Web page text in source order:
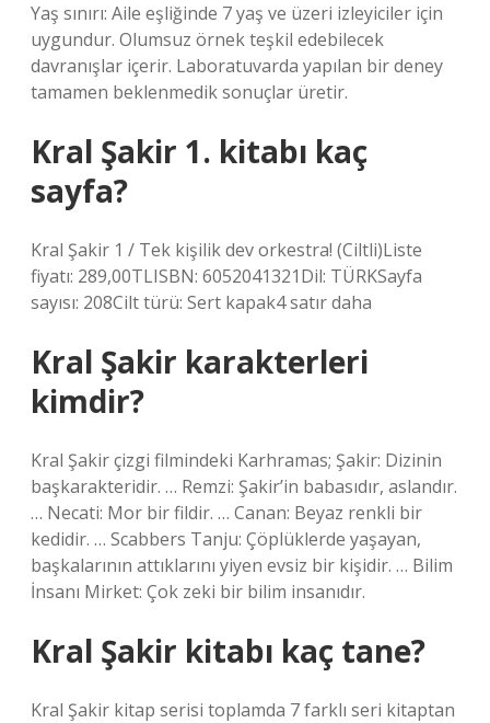
Yaş sınırı: Aile eşliğinde 7 yaş ve üzeri izleyiciler için
uygundur. Olumsuz örnek teşkil edebilecek
davranışlar içerir. Laboratuvarda yapılan bir deney
tamamen beklenmedik sonuçlar üretir.
Kral Şakir 1. kitabı kaç
sayfa?
Kral Şakir 1 / Tek kişilik dev orkestra! (Ciltli)Liste
fiyatı: 289,00TLISBN: 6052041321Dil: TÜRKSayfa
sayısı: 208Cilt türü: Sert kapak4 satır daha
Kral Şakir karakterleri
kimdir?
Kral Şakir çizgi filmindeki Karhramas; Şakir: Dizinin
başkarakteridir. … Remzi: Şakir’in babasıdır, aslandır.
… Necati: Mor bir fildir. … Canan: Beyaz renkli bir
kedidir. … Scabbers Tanju: Çöplüklerde yaşayan,
başkalarının attıklarını yiyen evsiz bir kişidir. … Bilim
İnsanı Mirket: Çok zeki bir bilim insanıdır.
Kral Şakir kitabı kaç tane?
Kral Şakir kitap serisi toplamda 7 farklı seri kitaptan